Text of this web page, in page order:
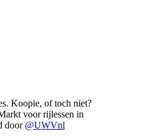
Koopie, of toch niet?
voor rijlessen in
door @UWVnl